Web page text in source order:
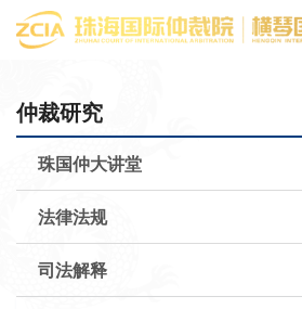
仲裁研究
珠国仲大讲堂
法律法规
司法解释